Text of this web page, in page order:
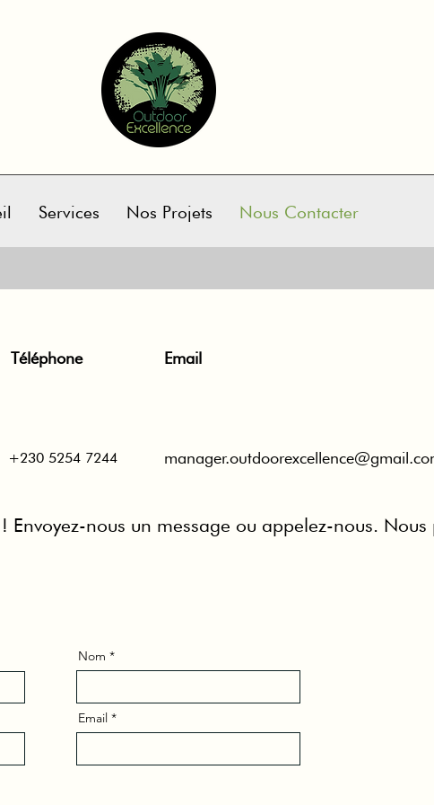
Services Nos Projets Nous Contacter
Téléphone
+230 5254 7244
Email
Envoyez-nous un message ou appelez-nous. Nous
Nom
Email